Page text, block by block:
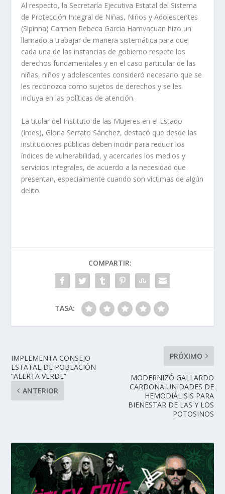
Al respecto, la Secretaría Ejecutiva Estatal del Sistema
de Protección Integral de Niñas, Niños y Adolescentes
(Sipinna) Carmen Rebeca García Hamvacuan hizo un
llamado a trabajar de manera sistemática para que
cada una de las instancias de gobierno respete los
derechos fundamentales y en el caso particular de las
niñas, niños y adolescentes consideró necesario que se
les reconozca como sujetos de derechos y se les
incluya en las políticas de atención.
La titular del Instituto de las Mujeres en el Estado
(Imes), Gloria Serrato Sánchez, destacó que desde las
instituciones públicas deben incidir para reducir los
índices de vulnerabilidad, y acercarles los medios y
servicios integrales, de acuerdo a la necesidad que
presentan, especialmente cuando son víctimas de algún
delito.
COMPARTIR:
TASA:
IMPLEMENTA CONSEJO
ESTATAL DE POBLACIÓN
“ALERTA VERDE”
ANTERIOR
PRÓXIMO
MODERNIZÓ GALLARDO
CARDONA UNIDADES DE
HEMODIÁLISIS PARA
BIENESTAR DE LAS Y LOS
POTOSINOS